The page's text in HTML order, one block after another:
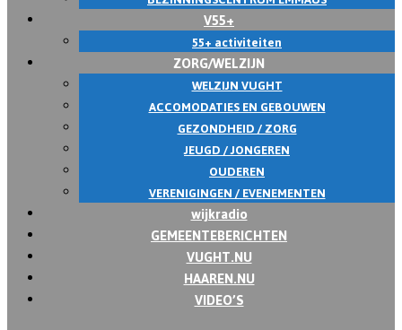
V55+
55+ activiteiten
ZORG/WELZIJN
WELZIJN VUGHT
ACCOMODATIES EN GEBOUWEN
GEZONDHEID / ZORG
JEUGD / JONGEREN
OUDEREN
VERENIGINGEN / EVENEMENTEN
wijkradio
GEMEENTEBERICHTEN
VUGHT.NU
HAAREN.NU
VIDEO’S